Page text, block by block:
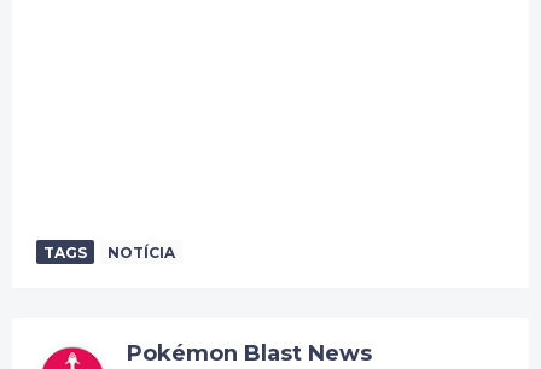
TAGS NOTÍCIA
Pokémon Blast News